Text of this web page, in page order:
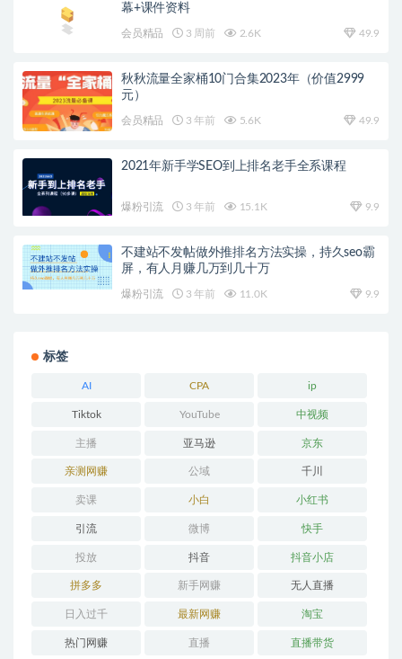
幕+课件资料
会员精品 3 周前 2.6K 49.9
秋秋流量全家桶10门合集2023年（价值2999
元）
会员精品 3 年前 5.6K 49.9
2021年新手学SEO到上排名老手全系课程
爆粉引流 3 年前 15.1K 9.9
不建站不发帖做外推排名方法实操，持久seo霸
屏，有人月赚几万到几十万
爆粉引流 3 年前 11.0K 9.9
标签
AI CPA ip
Tiktok YouTube 中视频
主播 亚马逊 京东
亲测网赚 公域 千川
卖课 小白 小红书
引流 微博 快手
投放 抖音 抖音小店
拼多多 新手网赚 无人直播
日入过千 最新网赚 淘宝
热门网赚 直播 直播带货